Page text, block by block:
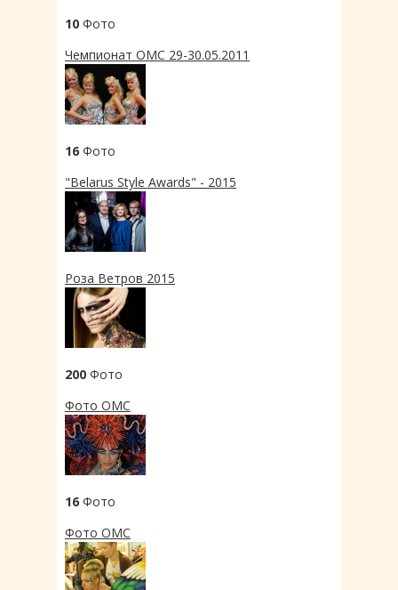
10 Фото
Чемпионат ОМС 29-30.05.2011
16 Фото
"Belarus Style Awards" - 2015
Роза Ветров 2015
200 Фото
Фото OMC
16 Фото
Фото OMC